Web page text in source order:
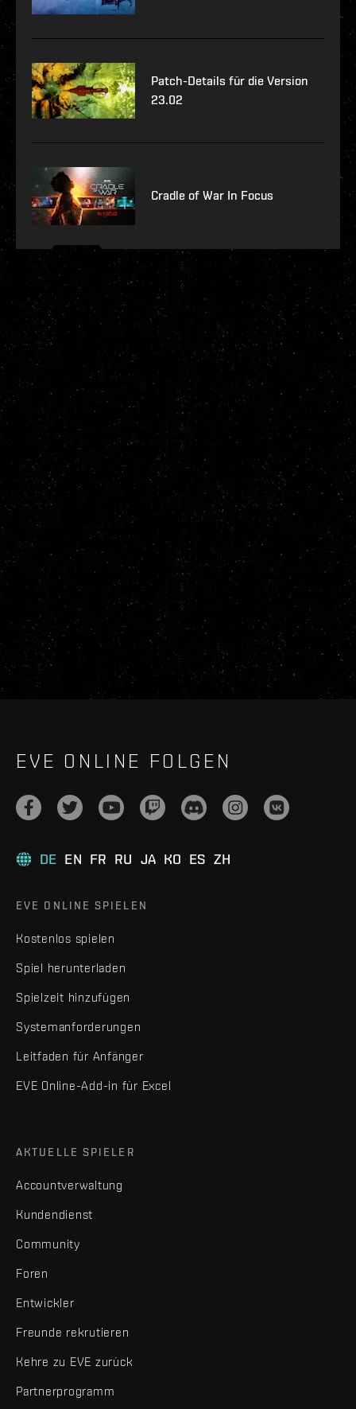
Patch-Details für die Version
23.02
Cradle of War In Focus
EVE ONLINE FOLGEN
DE EN FR RU JA KO ES ZH
EVE ONLINE SPIELEN
Kostenlos spielen
Spiel herunterladen
Spielzeit hinzufügen
Systemanforderungen
Leitfaden für Anfänger
EVE Online-Add-in für Excel
AKTUELLE SPIELER
Accountverwaltung
Kundendienst
Community
Foren
Entwickler
Freunde rekrutieren
Kehre zu EVE zurück
Partnerprogramm